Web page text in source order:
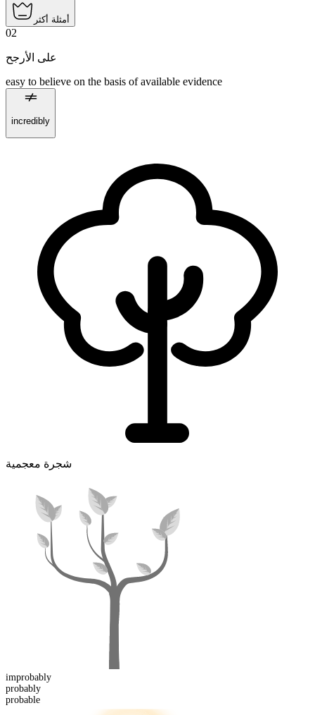
أمثلة أكثر
02
على الأرجح
easy to believe on the basis of available evidence
incredibly
شجرة معجمية
improbably
probably
probable